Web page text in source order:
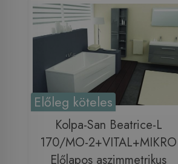
Előleg köteles
Kolpa-San Beatrice-L
170/MO-2+VITAL+MIKRO
Előlapos aszimmetrikus